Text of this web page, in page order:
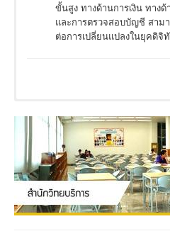
ขั้นสูง ทางด้านการเงิน ทาง
และการตรวจสอบบัญชี สาม
ต่อการเปลี่ยนแปลงในยุคดิจิทั
โครงสร้างหลักสูตรแบ่งการศึกษาเ
1) แผน ก (2) (เฉพาะผู้จบปริญญา
กลุ่มวิชาเอกบังคับ
กลุ่มวิชาเอกเลือก
1 ด้านการทำบัญชี
2 ด้านการสอบบัญชี
3 ด้านการบัญชีบริหาร
4 ด้านการวางระบบบัญชี
5 ด้านการบัญชีภาษีอากร
6 ด้านการศึกษาและเทคโนโลยีกา
7 ด้านเจ้าของกิจการ/ประกอบอาชีพ